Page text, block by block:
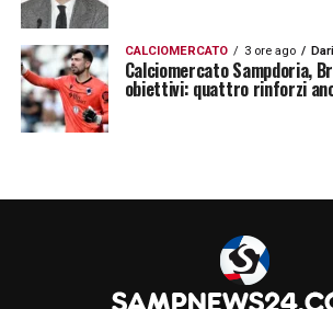
CALCIOMERCATO 3 ore ago
Calciomercato Sampdoria,
obiettivi: quattro rinforzi